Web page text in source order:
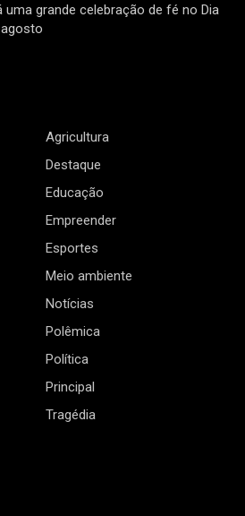
uma grande celebração de fé no Dia
Agricultura
Destaque
Educação
Empreender
Esportes
Meio ambiente
Notícias
Polêmica
Política
Principal
Tragédia